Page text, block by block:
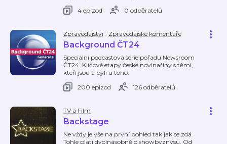
4 epizod
0 odběratelů
Zpravodajství, Zpravodajské komentáře
Background ČT24
Speciální podcastová série pořadu Newsroom
ČT24. Klíčové etapy české novinařiny s těmi,
kteří jsou a byli u toho.
200 epizod
126 odběratelů
TV a Film
Backstage
Ne vždy je vše na první pohled tak jak se zdá.
Tohle platí dvojnásobně o showbyznysu. Od